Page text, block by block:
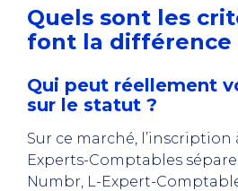
Quels sont les
font la différence
Qui peut réellement
sur le statut ?
Sur ce marché, l’inscription
Experts-Comptables
Numbr, L-Expert-